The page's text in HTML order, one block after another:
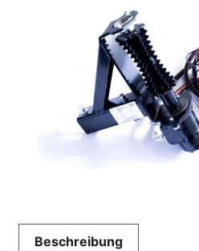
Beschreibung